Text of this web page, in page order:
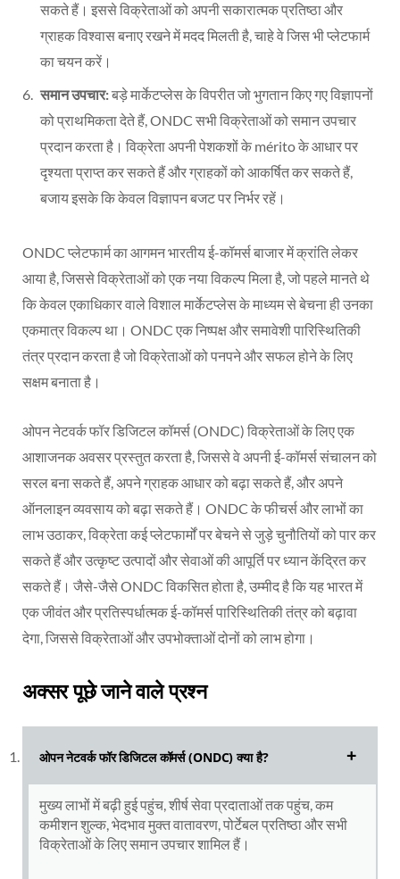
सकते हैं। इससे विक्रेताओं को अपनी सकारात्मक प्रतिष्ठा और
ग्राहक विश्वास बनाए रखने में मदद मिलती है, चाहे वे जिस भी प्लेटफार्म
का चयन करें।
समान उपचार:बड़े मार्केटप्लेस के विपरीत जो भुगतान किए गए विज्ञापनों
को प्राथमिकता देते हैं, ONDC सभी विक्रेताओं को समान उपचार
प्रदान करता है। विक्रेता अपनी पेशकशों के mérito के आधार पर
दृश्यता प्राप्त कर सकते हैं और ग्राहकों को आकर्षित कर सकते हैं,
बजाय इसके कि केवल विज्ञापन बजट पर निर्भर रहें।
ONDC प्लेटफार्म का आगमन भारतीय ई-कॉमर्स बाजार में क्रांति लेकर
आया है, जिससे विक्रेताओं को एक नया विकल्प मिला है, जो पहले मानते थे
कि केवल एकाधिकार वाले विशाल मार्केटप्लेस के माध्यम से बेचना ही उनका
एकमात्र विकल्प था। ONDC एक निष्पक्ष और समावेशी पारिस्थितिकी
तंत्र प्रदान करता है जो विक्रेताओं को पनपने और सफल होने के लिए
सक्षम बनाता है।
ओपन नेटवर्क फॉर डिजिटल कॉमर्स (ONDC) विक्रेताओं के लिए एक
आशाजनक अवसर प्रस्तुत करता है, जिससे वे अपनी ई-कॉमर्स संचालन को
सरल बना सकते हैं, अपने ग्राहक आधार को बढ़ा सकते हैं, और अपने
ऑनलाइन व्यवसाय को बढ़ा सकते हैं। ONDC के फीचर्स और लाभों का
लाभ उठाकर, विक्रेता कई प्लेटफार्मों पर बेचने से जुड़े चुनौतियों को पार कर
सकते हैं और उत्कृष्ट उत्पादों और सेवाओं की आपूर्ति पर ध्यान केंद्रित कर
सकते हैं। जैसे-जैसे ONDC विकसित होता है, उम्मीद है कि यह भारत में
एक जीवंत और प्रतिस्पर्धात्मक ई-कॉमर्स पारिस्थितिकी तंत्र को बढ़ावा
देगा, जिससे विक्रेताओं और उपभोक्ताओं दोनों को लाभ होगा।
अक्सर पूछे जाने वाले प्रश्न
ओपन नेटवर्क फॉर डिजिटल कॉमर्स (ONDC) क्या है?
मुख्य लाभों में बढ़ी हुई पहुंच, शीर्ष सेवा प्रदाताओं तक पहुंच, कम
कमीशन शुल्क, भेदभाव मुक्त वातावरण, पोर्टेबल प्रतिष्ठा और सभी
विक्रेताओं के लिए समान उपचार शामिल हैं।